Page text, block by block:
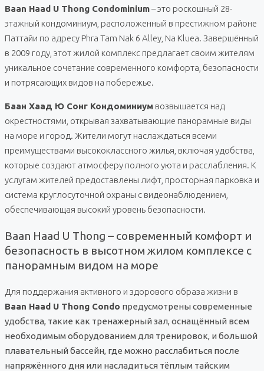
Baan Haad U Thong Condominium– это роскошный 28-
этажный кондоминиум, расположенный в престижном районе
Паттайи по адресу Phra Tam Nak 6 Alley, Na Kluea. Завершённый
в 2009 году, этот жилой комплекс предлагает своим жителям
уникальное сочетание современного комфорта, безопасности
и потрясающих видов на побережье.
Баан Хаад Ю Сонг Кондоминиум возвышается над
окрестностями, открывая захватывающие панорамные виды
на море и город. Жители могут наслаждаться всеми
преимуществами высококлассного жилья, включая удобства,
которые создают атмосферу полного уюта и расслабления. К
услугам жителей предоставлены лифт, просторная парковка и
система круглосуточной охраны с видеонаблюдением,
обеспечивающая высокий уровень безопасности.
Baan Haad U Thong – современный комфорт и
безопасность в высотном жилом комплексе с
панорамным видом на море
Для поддержания активного и здорового образа жизни в
Baan Haad U Thong Condo предусмотрены современные
удобства, такие как тренажерный зал, оснащённый всем
необходимым оборудованием для тренировок, и большой
плавательный бассейн, где можно расслабиться после
напряжённого дня или насладиться тёплым тайским